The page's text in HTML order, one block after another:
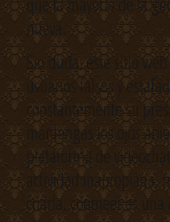
nueva.
Sin duda, este sitio
usuarios falsos y
constantemente su
mantengas los ojos
plataforma de
actividad inapropiada,
charla. coomeet es